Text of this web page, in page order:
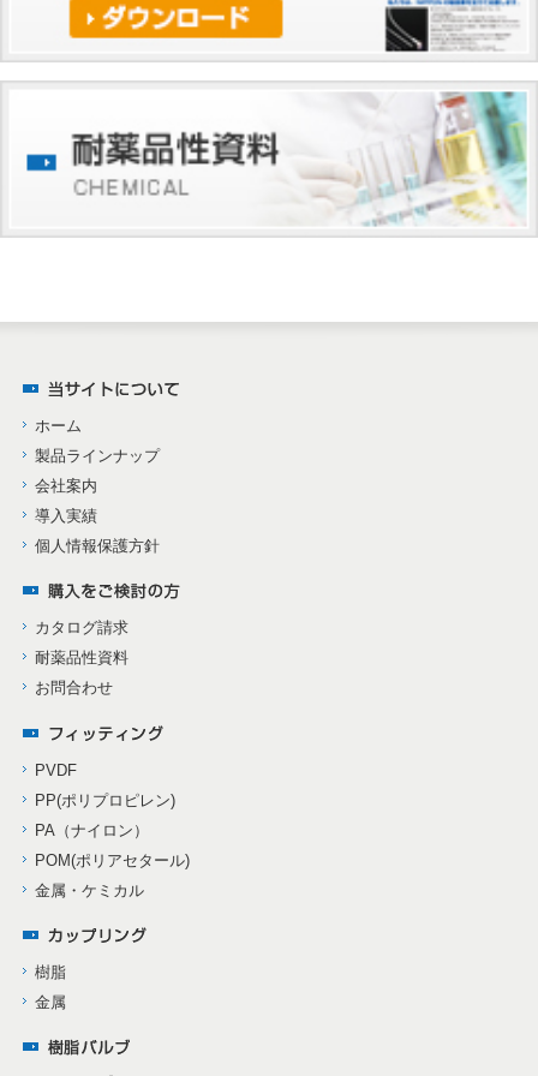
ホーム
製品ラインナップ
会社案内
導入実績
個人情報保護方針
カタログ請求
耐薬品性資料
お問合わせ
PVDF
PP(ポリプロピレン)
PA（ナイロン）
POM(ポリアセタール)
金属・ケミカル
樹脂
金属